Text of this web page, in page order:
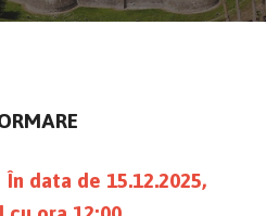
de 15.12.2025,